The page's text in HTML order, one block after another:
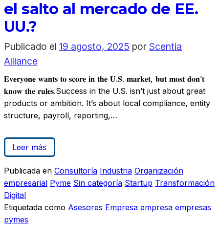
el salto al mercado de EE.
UU.?
Publicado el 19 agosto, 2025 por Scentia
Alliance
𝐄𝐯𝐞𝐫𝐲𝐨𝐧𝐞 𝐰𝐚𝐧𝐭𝐬 𝐭𝐨 𝐬𝐜𝐨𝐫𝐞 𝐢𝐧 𝐭𝐡𝐞 𝐔.𝐒. 𝐦𝐚𝐫𝐤𝐞𝐭, 𝐛𝐮𝐭 𝐦𝐨𝐬𝐭 𝐝𝐨𝐧’𝐭
𝐤𝐧𝐨𝐰 𝐭𝐡𝐞 𝐫𝐮𝐥𝐞𝐬.Success in the U.S. isn’t just about great
products or ambition. It’s about local compliance, entity
structure, payroll, reporting,…
Leer más
Publicada en Consultoría Industria Organización
empresarial Pyme Sin categoría Startup Transformación
Digital
Etiquetada como Asesores Empresa empresa empresas
pymes